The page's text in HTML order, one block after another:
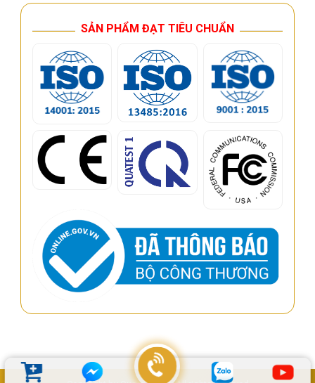
SẢN PHẨM ĐẠT TIÊU CHUẨN